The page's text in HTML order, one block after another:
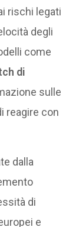
rischi legati
degli
come
di
sulle
reagire con
dalla
di
e